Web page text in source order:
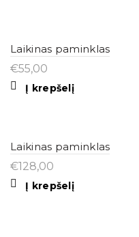
Laikinas paminklas
€55,00
Į krepšelį
Laikinas paminklas
€128,00
Į krepšelį